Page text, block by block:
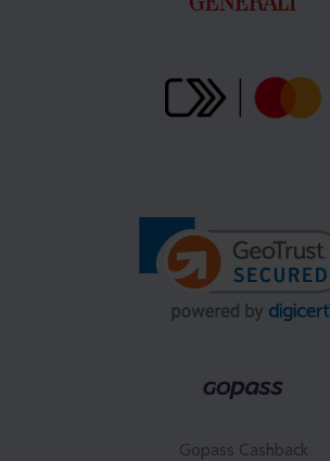
Gopass Cashback